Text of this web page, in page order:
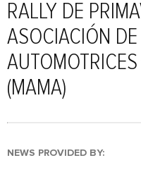
RALLY DE
ASOCIACIÓN
(MAMA)
NEWS PROVIDED BY: